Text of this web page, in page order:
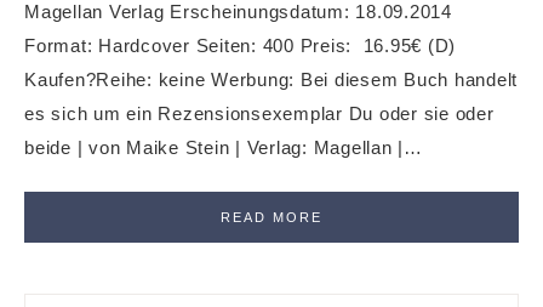
Magellan Verlag Erscheinungsdatum: 18.09.2014
Format: Hardcover Seiten: 400 Preis: 16.95€ (D)
Kaufen?Reihe: keine Werbung: Bei diesem Buch handelt
es sich um ein Rezensionsexemplar Du oder sie oder
beide | von Maike Stein | Verlag: Magellan |…
READ MORE